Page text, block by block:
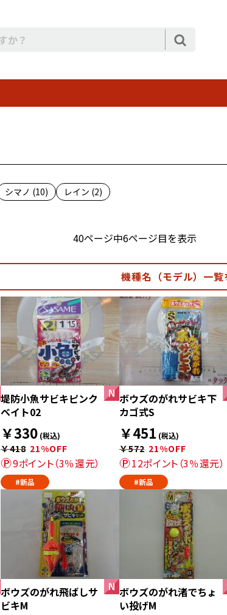
シマノ (10) レイン (2)
40ページ中6ページ目を表示
機種名（モデル）一覧
堤防小魚サビキピンク
ベイト02
￥330 (税込)
￥418 21%OFF
9ポイント（3％還元）
#新品
ボウズのがれサビキ下
カゴ式S
￥451 (税込)
￥572 21%OFF
12ポイント（3％還元）
#新品
ボウズのがれ飛ばしサ
ビキM
ボウズのがれ渚でちょ
い投げM